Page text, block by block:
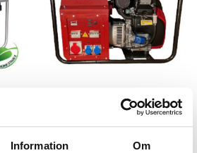
Information Om
L
Elverk bensin 13kVA
Mosa GE 13000 HBS